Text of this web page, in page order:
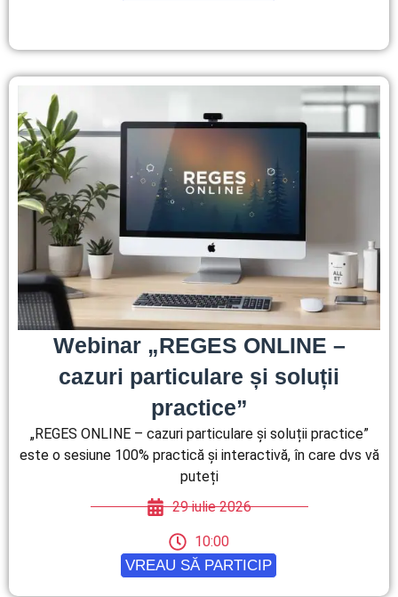
Webinar „REGES ONLINE –
cazuri particulare și soluții
practice”
„REGES ONLINE – cazuri particulare și soluții practice”
este o sesiune 100% practică și interactivă, în care dvs vă
puteți
29 iulie 2026
10:00
VREAU SĂ PARTICIP